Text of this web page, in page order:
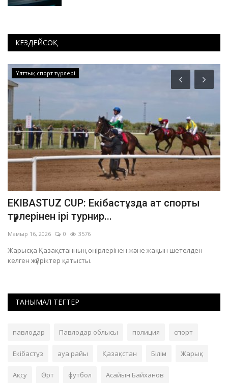
КЕЗДЕЙСОҚ
Ұлттық спорт түрлері
EKIBASTUZ CUP: Екібастұзда ат спорты
түрлерінен ірі турнир...
Мамыр 16, 2026 0 3576
Жарысқа Қазақстанның өңірлерінен және жақын шетелден
келген жүйріктер қатысты.
ТАНЫМАЛ ТЕГТЕР
павлодар Павлодар облысы полиция спорт
Екібастұз ауа райы Қазақстан Білім Жарық
Ақсу Өрт футбол Асайын Байханов